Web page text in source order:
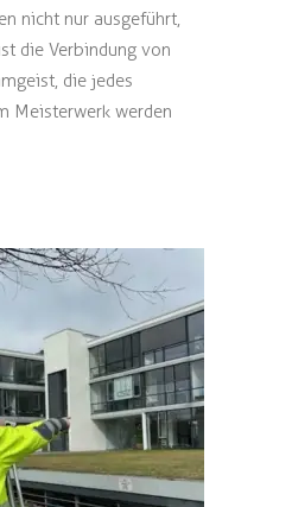
nicht nur ausgeführt,
die Verbindung von
die jedes
Meisterwerk werden